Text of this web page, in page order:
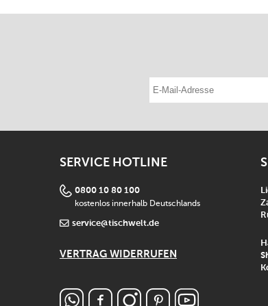
E-Mail-Adresse eintragen
SERVICE HOTLINE
0800 10 80 100
kostenlos innerhalb Deutschlands
service@tischwelt.de
VERTRAG WIDERRUFEN